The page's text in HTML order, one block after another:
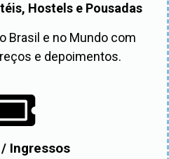
Hostels e Pousadas
Brasil e no Mundo com
e depoimentos.
Ingressos